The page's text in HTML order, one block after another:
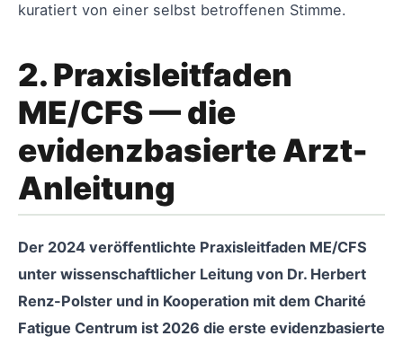
kuratiert von einer selbst betroffenen Stimme.
2. Praxisleitfaden
ME/CFS — die
evidenzbasierte Arzt-
Anleitung
Der 2024 veröffentlichte Praxisleitfaden ME/CFS
unter wissenschaftlicher Leitung von Dr. Herbert
Renz-Polster und in Kooperation mit dem Charité
Fatigue Centrum ist 2026 die erste evidenzbasierte